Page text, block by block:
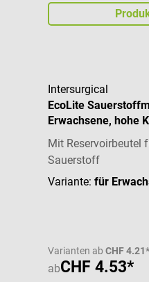
Intersurgical
EcoLite
Erwachsene, hohe
Mit Reservoirbeutel
Sauerstoff
Variante: für
Varianten ab CHF 4.21*
abCHF 4.53*